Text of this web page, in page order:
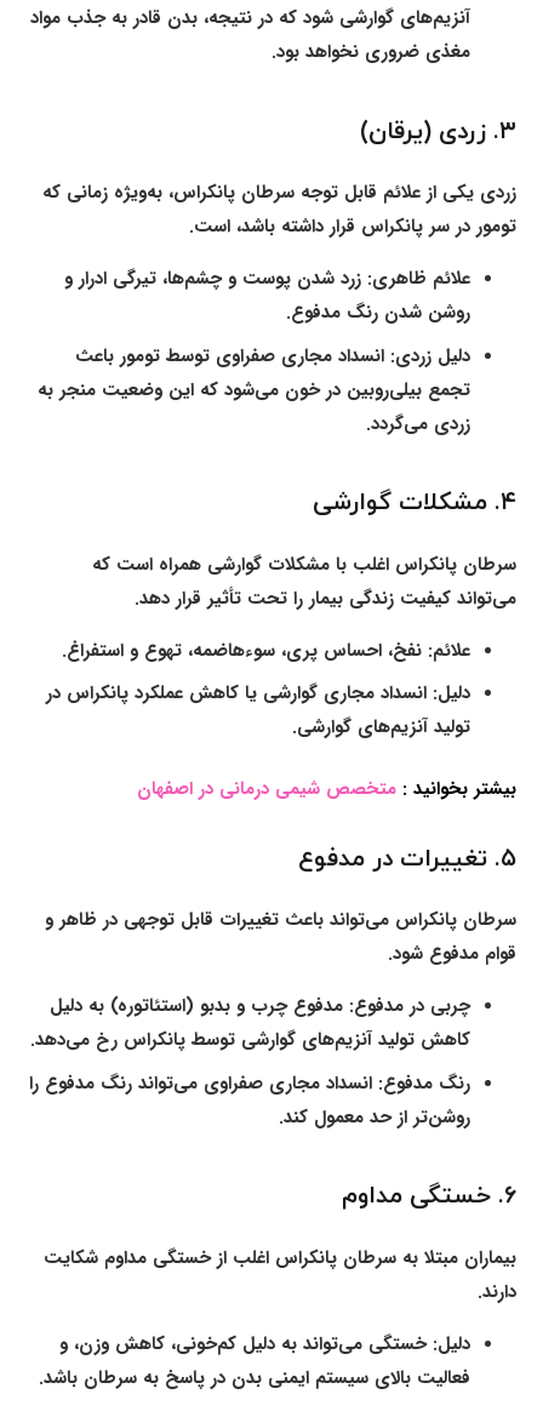
آنزیم‌های گوارشی شود که در نتیجه، بدن قادر به جذب مواد
مغذی ضروری نخواهد بود.
۳. زردی (یرقان)
زردی یکی از علائم قابل توجه سرطان پانکراس، به‌ویژه زمانی که
تومور در سر پانکراس قرار داشته باشد، است.
علائم ظاهری: زرد شدن پوست و چشم‌ها، تیرگی ادرار و
روشن شدن رنگ مدفوع.
دلیل زردی: انسداد مجاری صفراوی توسط تومور باعث
تجمع بیلی‌روبین در خون می‌شود که این وضعیت منجر به
زردی می‌گردد.
۴. مشکلات گوارشی
سرطان پانکراس اغلب با مشکلات گوارشی همراه است که
می‌تواند کیفیت زندگی بیمار را تحت تأثیر قرار دهد.
علائم: نفخ، احساس پری، سوءهاضمه، تهوع و استفراغ.
دلیل: انسداد مجاری گوارشی یا کاهش عملکرد پانکراس در
تولید آنزیم‌های گوارشی.
بیشتر بخوانید :متخصص شیمی درمانی در اصفهان
۵. تغییرات در مدفوع
سرطان پانکراس می‌تواند باعث تغییرات قابل توجهی در ظاهر و
قوام مدفوع شود.
چربی در مدفوع: مدفوع چرب و بدبو (استئاتوره) به دلیل
کاهش تولید آنزیم‌های گوارشی توسط پانکراس رخ می‌دهد.
رنگ مدفوع: انسداد مجاری صفراوی می‌تواند رنگ مدفوع را
روشن‌تر از حد معمول کند.
۶. خستگی مداوم
بیماران مبتلا به سرطان پانکراس اغلب از خستگی مداوم شکایت
دارند.
دلیل: خستگی می‌تواند به دلیل کم‌خونی، کاهش وزن، و
فعالیت بالای سیستم ایمنی بدن در پاسخ به سرطان باشد.